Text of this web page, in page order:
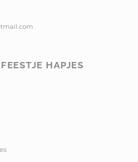
HAPJES